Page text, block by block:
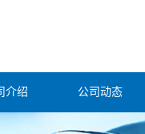
介绍 公司动态